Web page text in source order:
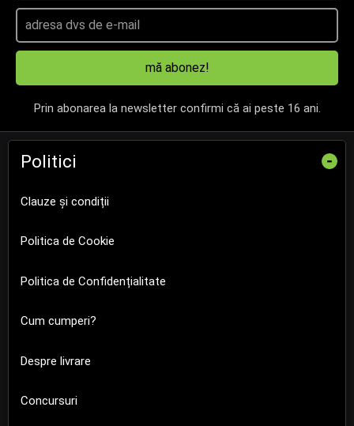
mă abonez!
Prin abonarea la newsletter confirmi că ai peste 16 ani.
Politici -
Clauze și condiții
Politica de Cookie
Politica de Confidențialitate
Cum cumperi?
Despre livrare
Concursuri